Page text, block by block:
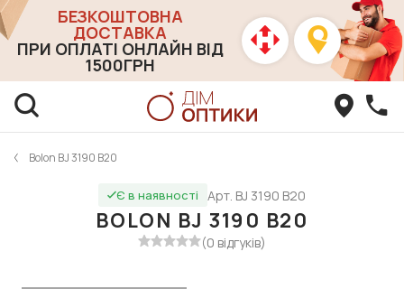
БЕЗКОШТОВНА
ДОСТАВКА
ПРИ ОПЛАТІ ОНЛАЙН ВІД
1500ГРН
Bolon BJ 3190 B20
Є в наявності Арт. BJ 3190 B20
BOLON BJ 3190 B20
(0 відгуків)